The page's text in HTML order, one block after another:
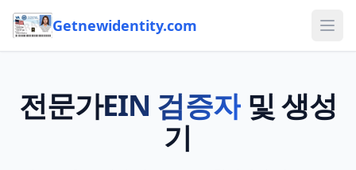
Getnewidentity.com
전문가EIN 검증자및 생성
기